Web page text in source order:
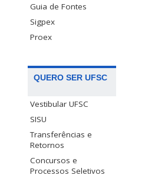
Guia de Fontes
Sigpex
Proex
QUERO SER UFSC
Vestibular UFSC
SISU
Transferências e
Retornos
Concursos e
Processos Seletivos